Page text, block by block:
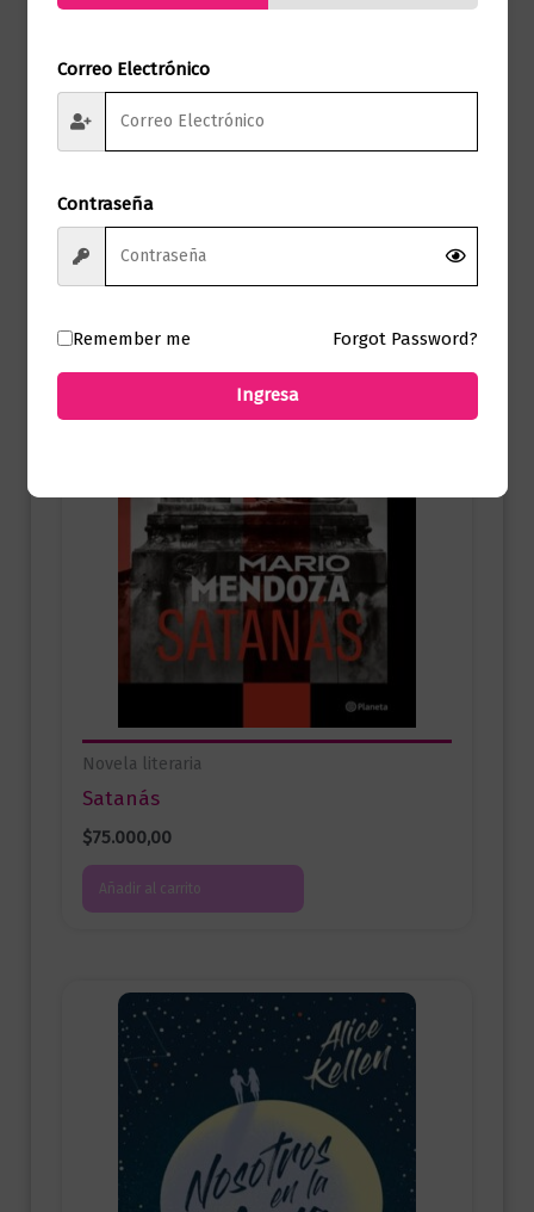
Novela literaria
El viento no es un río
$58.000,00
Añadir al carrito
Novela literaria
Satanás
$75.000,00
Añadir al carrito
Correo Electrónico
Contraseña
Remember me Forgot Password?
Ingresa